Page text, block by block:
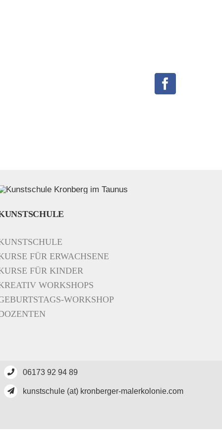
Facebook
FÜR ERWACHSENE
FÜR KINDER
WORKSHOPS
WORKSHOP
06173 92 94 89
kunstschule (at) kronberger-malerkolonie.com